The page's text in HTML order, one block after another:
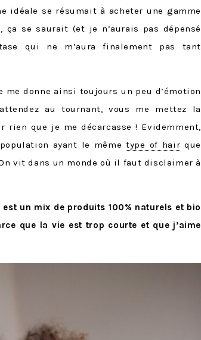
idéale se résumait à acheter une gamme
ça se saurait (et je n’aurais pas dépensé
qui ne m’aura finalement pas tant
donne ainsi toujours un peu d’émotion
au tournant, vous me mettez la
rien que je me décarcasse ! Evidemment,
ayant le mêmetype of hair que
vit dans un monde où il faut disclaimer à
un mix de produits 100% naturels et bio
que la vie est trop courte et que j’aime